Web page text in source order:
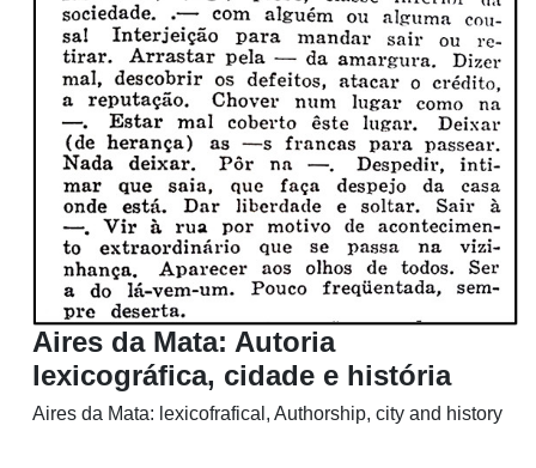
Aires da Mata: Autoria
lexicográfica, cidade e história
Aires da Mata: lexicofrafical, Authorship, city and history